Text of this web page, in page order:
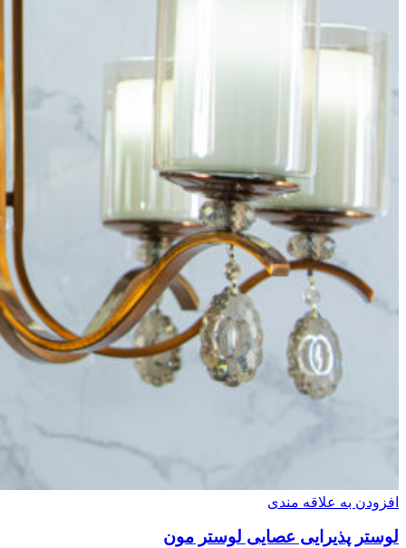
افزودن به علاقه مندی
لوستر پذیرایی عصایی لوستر مون